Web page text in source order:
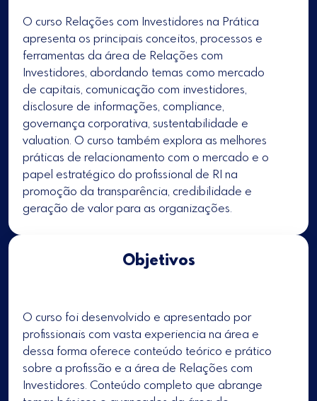
O curso Relações com Investidores na Prática
apresenta os principais conceitos, processos e
ferramentas da área de Relações com
Investidores, abordando temas como mercado
de capitais, comunicação com investidores,
disclosure de informações, compliance,
governança corporativa, sustentabilidade e
valuation. O curso também explora as melhores
práticas de relacionamento com o mercado e o
papel estratégico do profissional de RI na
promoção da transparência, credibilidade e
geração de valor para as organizações.
Objetivos
O curso foi desenvolvido e apresentado por
profissionais com vasta experiencia na área e
dessa forma oferece conteúdo teórico e prático
sobre a profissão e a área de Relações com
Investidores. Conteúdo completo que abrange